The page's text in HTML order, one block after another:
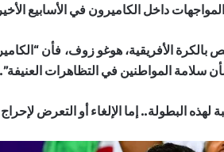
داخل الكاميرون في الأسابيع
بالكرة الأفريقية، هوغو زوف، فأن
سلامة المواطنين في التظاهرات العنيفة”.
البطولة.. إما الإلغاء أو التعرض